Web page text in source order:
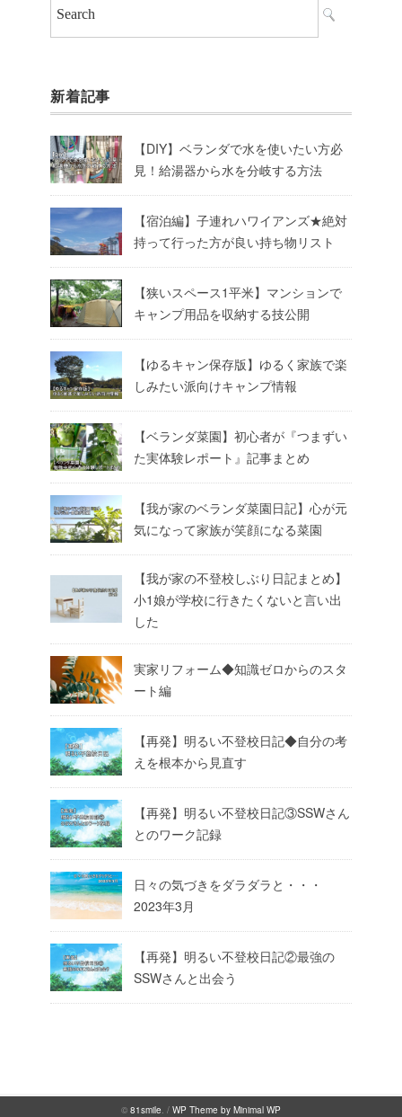
新着記事
【DIY】ベランダで水を使いたい方必
見！給湯器から水を分岐する方法
【宿泊編】子連れハワイアンズ★絶対
持って行った方が良い持ち物リスト
【狭いスペース1平米】マンションで
キャンプ用品を収納する技公開
【ゆるキャン保存版】ゆるく家族で楽
しみたい派向けキャンプ情報
【ベランダ菜園】初心者が『つまずい
た実体験レポート』記事まとめ
【我が家のベランダ菜園日記】心が元
気になって家族が笑顔になる菜園
【我が家の不登校しぶり日記まとめ】
小1娘が学校に行きたくないと言い出
した
実家リフォーム◆知識ゼロからのスタ
ート編
【再発】明るい不登校日記◆自分の考
えを根本から見直す
【再発】明るい不登校日記③SSWさん
とのワーク記録
日々の気づきをダラダラと・・・
2023年3月
【再発】明るい不登校日記②最強の
SSWさんと出会う
© 81smile . / WP Theme by Minimal WP